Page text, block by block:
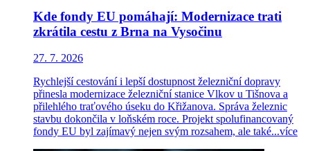
Kde fondy EU pomáhají: Modernizace trati
zkrátila cestu z Brna na Vysočinu
27. 7. 2026
Rychlejší cestování i lepší dostupnost železniční dopravy
přinesla modernizace železniční stanice Vlkov u Tišnova a
přilehlého traťového úseku do Křižanova. Správa železnic
stavbu dokončila v loňském roce. Projekt spolufinancovaný
fondy EU byl zajímavý nejen svým rozsahem, ale také...více